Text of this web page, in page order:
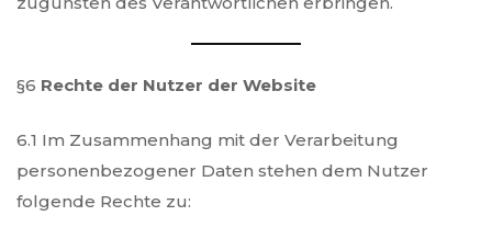
§6 Rechte der Nutzer der Website
6.1 Im Zusammenhang mit der Verarbeitung
personenbezogener Daten stehen dem Nutzer
folgende Rechte zu: